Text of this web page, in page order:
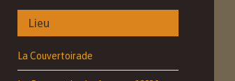
Lieu
La Couvertoirade